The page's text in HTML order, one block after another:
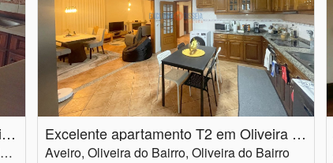
Apartamento T3 no centro de Albergaria-a-Velha
Aveiro, Albergaria-a-Velha, Albergaria-a-Velha e Valmaior
Excelente apartamento T2 em Oliveira do Bairro
Aveiro, Oliveira do Bairro, Oliveira do Bairro